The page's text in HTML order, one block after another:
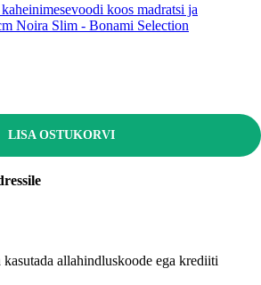
koos madratsi ja
Noira Slim - Bonami Selection
LISA OSTUKORVI
kasutada allahindluskoode ega krediiti